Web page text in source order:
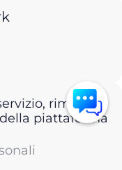
rimborsi
piattaforma